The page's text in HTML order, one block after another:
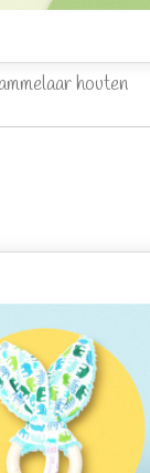
houten